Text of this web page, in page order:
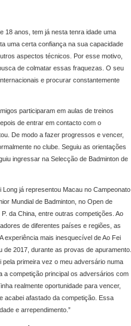
18 anos, tem já nesta tenra idade uma
uma certa confiança na sua capacidade
aspectos técnicos. Por esse motivo,
de colmatar essas fraquezas. O seu
e procurar constantemente
participaram em aulas de treinos
de entrar em contacto com o
De modo a fazer progressos e vencer,
no clube. Seguiu as orientações
ingressar na Selecção de Badminton de
já representou Macau no Campeonato
Mundial de Badminton, no Open de
da China, entre outras competições. Ao
de diferentes países e regiões, as
experiência mais inesquecível de Ao Fei
2017, durante as provas de apuramento.
primeira vez o meu adversário numa
a competição principal os adversários com
realmente oportunidade para vencer,
acabei afastado da competição. Essa
e arrependimento.”